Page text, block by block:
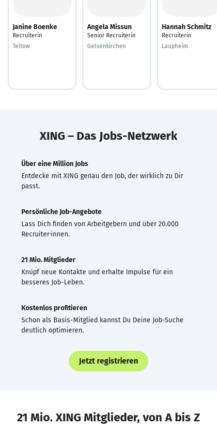
Janine Boenke
Recruiterin
Teltow
Angela Missun
Senior Recruiterin
Gelsenkirchen
Hannah Schmitz
Recruiterin
Laupheim
XING – Das Jobs-Netzwerk
Über eine Million Jobs
Entdecke mit XING genau den Job, der wirklich zu Dir
passt.
Persönliche Job-Angebote
Lass Dich finden von Arbeitgebern und über 20.000
Recruiter·innen.
21 Mio. Mitglieder
Knüpf neue Kontakte und erhalte Impulse für ein
besseres Job-Leben.
Kostenlos profitieren
Schon als Basis-Mitglied kannst Du Deine Job-Suche
deutlich optimieren.
Jetzt registrieren
21 Mio. XING Mitglieder, von A bis Z